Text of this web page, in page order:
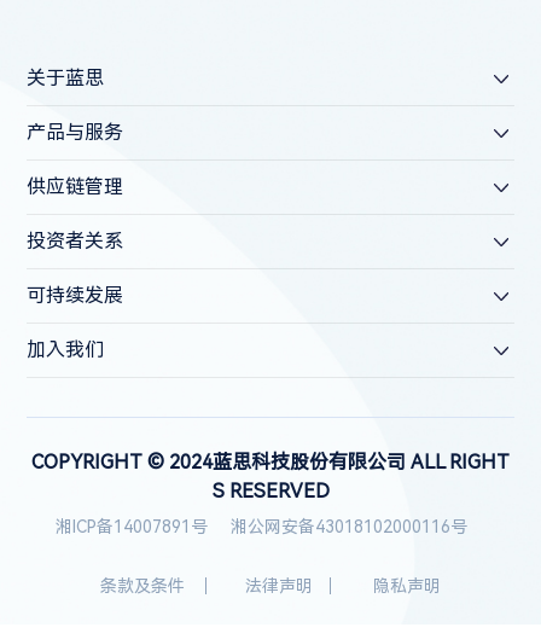
关于蓝思
产品与服务
供应链管理
投资者关系
可持续发展
加入我们
COPYRIGHT © 2024蓝思科技股份有限公司 ALL RIGHT
S RESERVED
湘ICP备14007891号 湘公网安备43018102000116号
条款及条件 法律声明 隐私声明